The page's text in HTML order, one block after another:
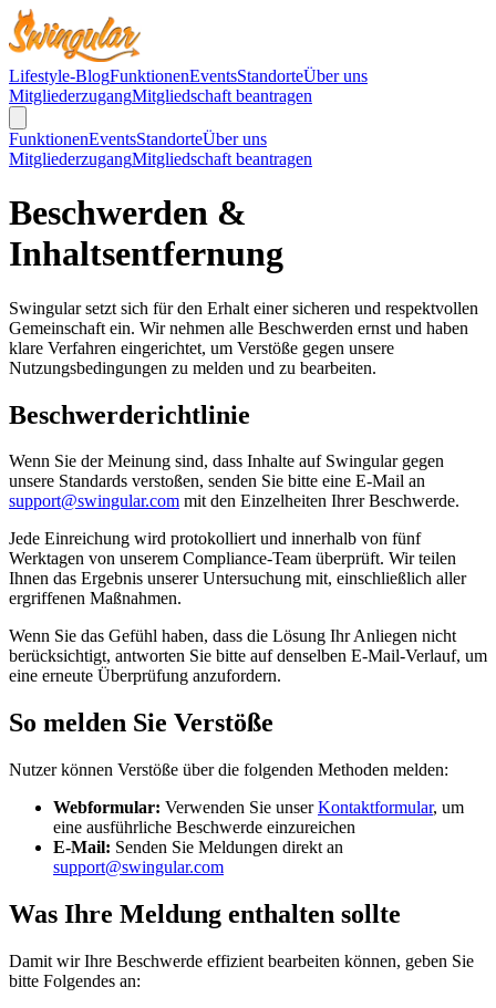
Lifestyle-BlogFunktionenEventsStandorteÜber uns
MitgliederzugangMitgliedschaft beantragen
FunktionenEventsStandorteÜber uns
MitgliederzugangMitgliedschaft beantragen
Beschwerden &
Inhaltsentfernung
Swingular setzt sich für den Erhalt einer sicheren und respektvollen
Gemeinschaft ein. Wir nehmen alle Beschwerden ernst und haben
klare Verfahren eingerichtet, um Verstöße gegen unsere
Nutzungsbedingungen zu melden und zu bearbeiten.
Beschwerderichtlinie
Wenn Sie der Meinung sind, dass Inhalte auf Swingular gegen
unsere Standards verstoßen, senden Sie bitte eine E-Mail an
support@swingular.com mit den Einzelheiten Ihrer Beschwerde.
Jede Einreichung wird protokolliert und innerhalb von fünf
Werktagen von unserem Compliance-Team überprüft. Wir teilen
Ihnen das Ergebnis unserer Untersuchung mit, einschließlich aller
ergriffenen Maßnahmen.
Wenn Sie das Gefühl haben, dass die Lösung Ihr Anliegen nicht
berücksichtigt, antworten Sie bitte auf denselben E-Mail-Verlauf, um
eine erneute Überprüfung anzufordern.
So melden Sie Verstöße
Nutzer können Verstöße über die folgenden Methoden melden:
Webformular: Verwenden Sie unser Kontaktformular, um
eine ausführliche Beschwerde einzureichen
E-Mail: Senden Sie Meldungen direkt an
support@swingular.com
Was Ihre Meldung enthalten sollte
Damit wir Ihre Beschwerde effizient bearbeiten können, geben Sie
bitte Folgendes an: